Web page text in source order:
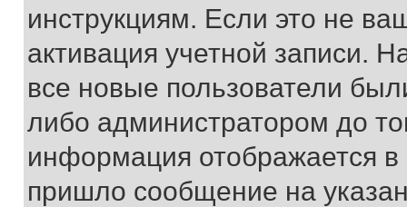
инструкциям. Если это не
активация учетной записи.
все новые пользователи
либо администратором до
информация отображается
пришло сообщение на